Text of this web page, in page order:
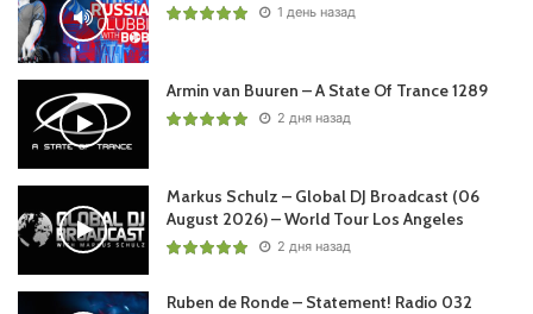
1 день назад
Armin van Buuren – A State Of Trance 1289
2 дня назад
Markus Schulz – Global DJ Broadcast (06
August 2026) – World Tour Los Angeles
2 дня назад
Ruben de Ronde – Statement! Radio 032